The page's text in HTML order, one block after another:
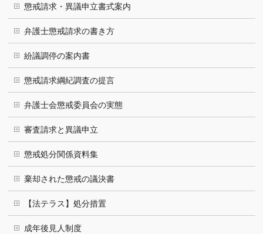
懲戒請求・異議申立書式案内
弁護士懲戒請求の書き方
紛議調停の案内書
懲戒請求綱紀調査の提言
弁護士会懲戒委員会の実態
審査請求と異議申立
懲戒処分関係資料集
棄却された懲戒の議決書
【法テラス】処分措置
成年後見人制度